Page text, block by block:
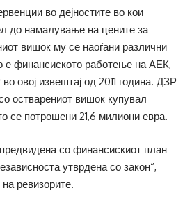
во дејностите во кои
до намалување на цените за
вишок му се наоѓани различни
е финансиското работење на АЕК,
овој извештај од 2011 година. ДЗР
остварениот вишок купувал
се потрошени 21,6 милиони евра.
со финансискиот план
утврдена со закон“,
ревизорите.